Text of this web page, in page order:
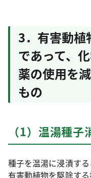
3．有害動植
であって、
薬の使用を
もの
（1）温湯種子
種子を温湯に浸漬す
有害動植物を駆除する